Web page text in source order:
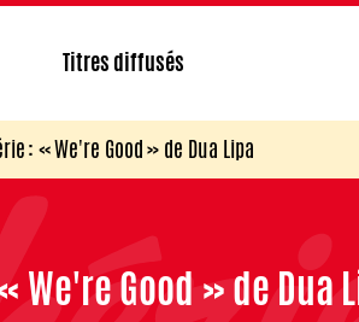
Titres diffusés
: « We're Good » de Dua Lipa
We're Good » de Dua